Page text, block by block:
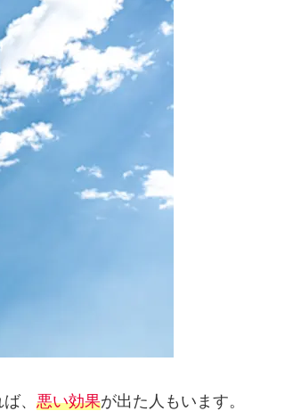
、 悪い効果が出た人もいます。